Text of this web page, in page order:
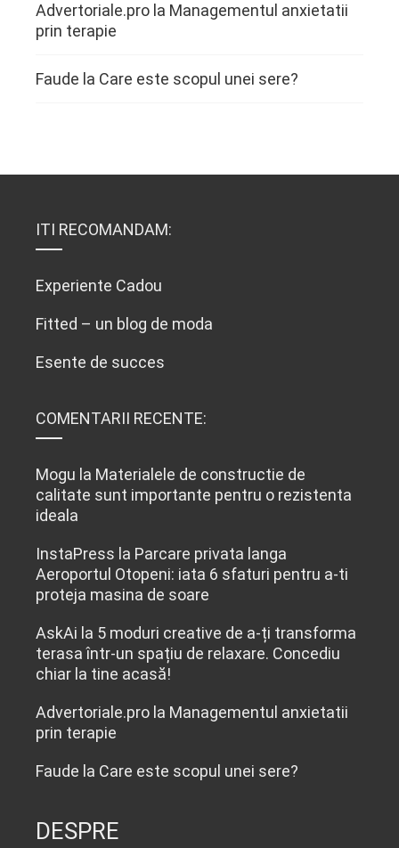
Advertoriale.pro la Managementul anxietatii
prin terapie
Faude la Care este scopul unei sere?
ITI RECOMANDAM:
Experiente Cadou
Fitted – un blog de moda
Esente de succes
COMENTARII RECENTE:
Mogu la Materialele de constructie de
calitate sunt importante pentru o rezistenta
ideala
InstaPress la Parcare privata langa
Aeroportul Otopeni: iata 6 sfaturi pentru a-ti
proteja masina de soare
AskAi la 5 moduri creative de a-ți transforma
terasa într-un spațiu de relaxare. Concediu
chiar la tine acasă!
Advertoriale.pro la Managementul anxietatii
prin terapie
Faude la Care este scopul unei sere?
DESPRE